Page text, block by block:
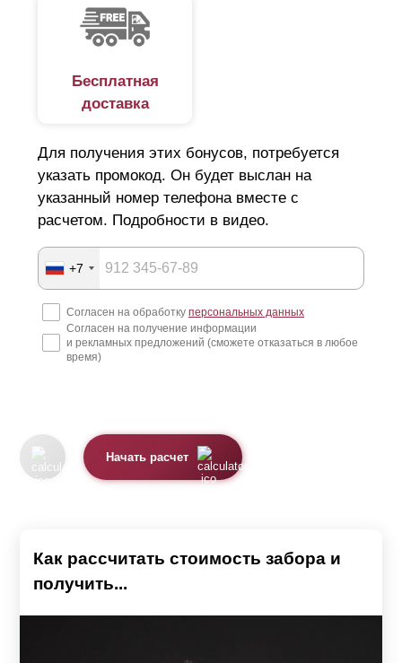
Бесплатная
доставка
Для получения этих бонусов, потребуется
указать промокод. Он будет выслан на
указанный номер телефона вместе с
расчетом. Подробности в видео.
+7
Согласен на обработку персональных данных
Согласен на получение информации
и рекламных предложений (сможете отказаться в любое
время)
Начать расчет
Как рассчитать стоимость забора и
получить...